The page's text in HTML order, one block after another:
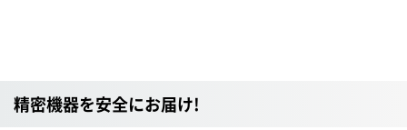
精密機器を安全にお届け!